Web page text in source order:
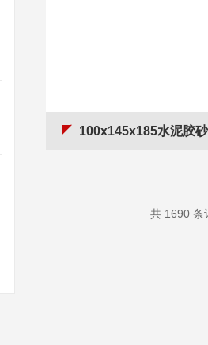
100x145x185水泥胶
共 1690 条